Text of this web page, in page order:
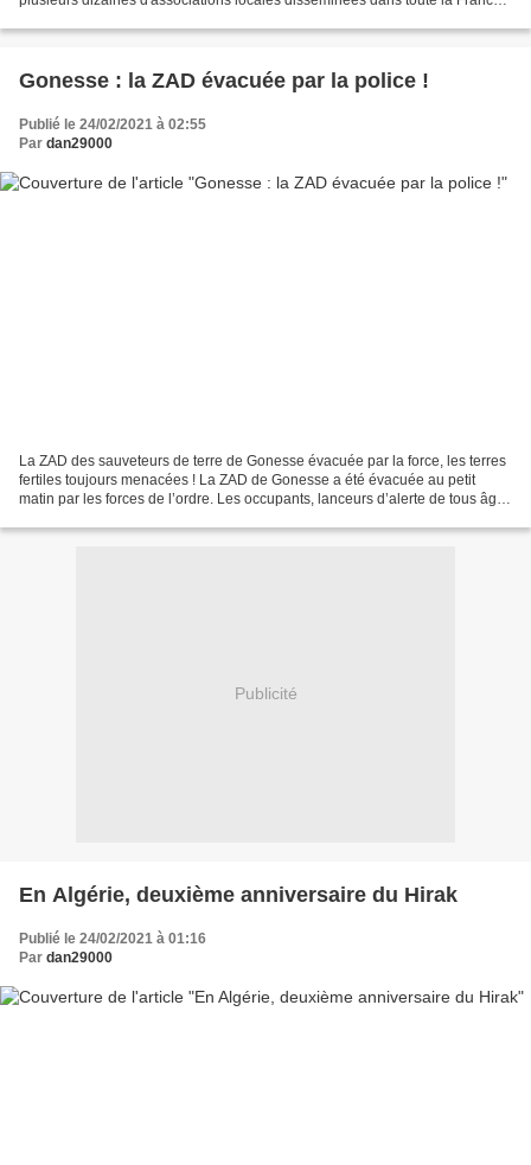
Gonesse : la ZAD évacuée par la police !
Publié le 24/02/2021 à 02:55
Par dan29000
La ZAD des sauveteurs de terre de Gonesse évacuée par la force, les terres
fertiles toujours menacées ! La ZAD de Gonesse a été évacuée au petit
matin par les forces de l’ordre. Les occupants, lanceurs d’alerte de tous âges
Publicité
En Algérie, deuxième anniversaire du Hirak
Publié le 24/02/2021 à 01:16
Par dan29000